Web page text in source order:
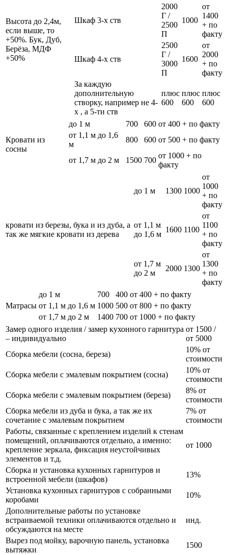
Высота до 2,4м,
если выше, то
+50%. Бук, Дуб,
Берёза, МДФ
+50%
Шкаф 3-х ств
2000
Г /
2500
П
1000
от
1400
+ по
факту
Шкаф 4-х ств
2500
Г /
3000
П
1600
от
2000
+ по
факту
За каждую
дополнительную
створку, например не 4-
х , а 5-ти ств
плюс
600
плюс
600
плюс
600
Кровати из
сосны
до 1 м 700 600 от 400 + по факту
от 1,1 м до 1,6
м
800 600 от 500 + по факту
от 1,7 м до 2 м 1500 700
от 1000 + по
факту
кровати из березы, бука и из дуба, а
так же мягкие кровати из дерева
до 1 м 1300 1000
от
1000
+ по
факту
от 1,1 м
до 1,6 м
1600 1100
от
1100
+ по
факту
от 1,7 м
до 2 м
2000 1300
от
1300
+ по
факту
Матрасы
до 1 м 700 400 от 400 + по факту
от 1,1 м до 1,6 м 1000 500 от 800 + по факту
от 1,7 м до 2 м
1400 700 от 1000 + по факту
Замер одного изделия / замер кухонного гарнитура
– индивидуально
от 1500 /
от 5000
Сборка мебели (сосна, береза)
10% от
стоимости
Сборка мебели с эмалевым покрытием (сосна)
10% от
стоимости
Сборка мебели с эмалевым покрытием (береза)
8% от
стоимости
Сборка мебели из дуба и бука, а так же их
сочетание с эмалевым покрытием
7% от
стоимости
Работы, связанные с креплением изделий к стенам
помещений, оплачиваются отдельно, а именно:
крепление зеркала, фиксация неустойчивых
элементов и т.д.
от 1000
Сборка и установка кухонных гарнитуров и
встроенной мебели (шкафов)
13%
Установка кухонных гарнитуров с собранными
коробами
10%
Дополнительные работы по установке
встраиваемой техники оплачиваются отдельно и
обсуждаются на месте
инд.
Вырез под мойку, варочную панель, установка
вытяжки
1500